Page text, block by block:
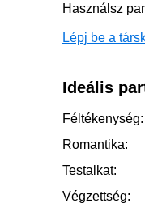
Használsz
Lépj be a
Ideális
Féltékenység:
Romantika:
Testalkat:
Végzettség: